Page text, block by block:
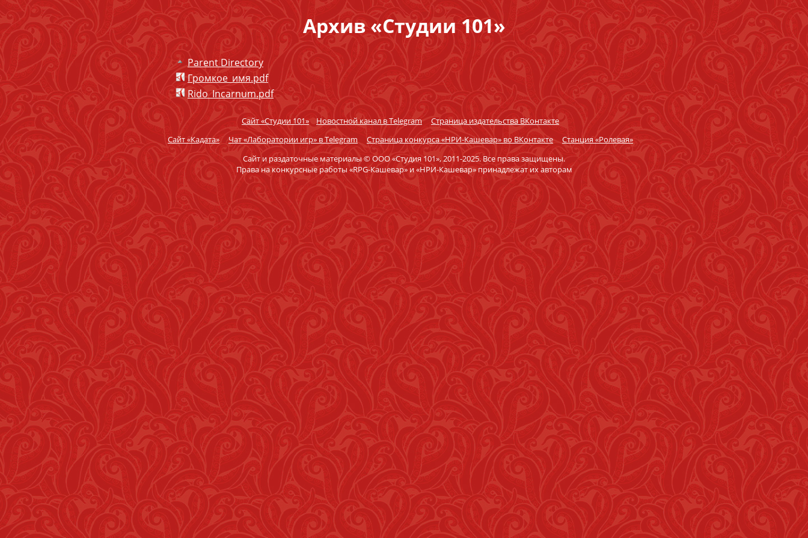
Архив «Студии 101»
Parent Directory
Громкое_имя.pdf
Rido_Incarnum.pdf
Сайт «Студии 101» Новостной канал в Telegram
Страница издательства ВКонтакте
Сайт «Кадата»
Чат «Лаборатории игр» в Telegram Страница конкурса «НРИ-Кашевар» во ВКонтакте
Станция «Ролевая»
Сайт и раздаточные материалы © ООО «Студия 101», 2011-2025. Все права защищены.
Права на конкурсные работы «RPG-Кашевар» и «НРИ-Кашевар» принадлежат их авторам